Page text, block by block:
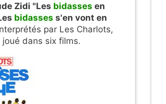
Zidi "Les bidasses en
bidasses s'en vont en
par Les Charlots,
dans six films.